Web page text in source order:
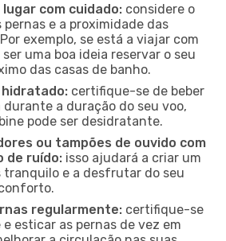
lugar com cuidado: considere o
pernas e a proximidade das
exemplo, se está a viajar com
uma boa ideia reservar o seu
das casas de banho.
certifique-se de beber
a duração do seu voo,
pode ser desidratante.
ou tampões de ouvido com
de ruído: isso ajudará a criar um
tranquilo e a desfrutar do seu
regularmente: certifique-se
esticar as pernas de vez em